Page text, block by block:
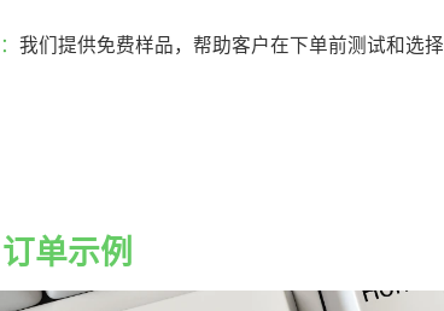
： 我们提供免费样品，帮助客户在下单前测试和选择
订单示例